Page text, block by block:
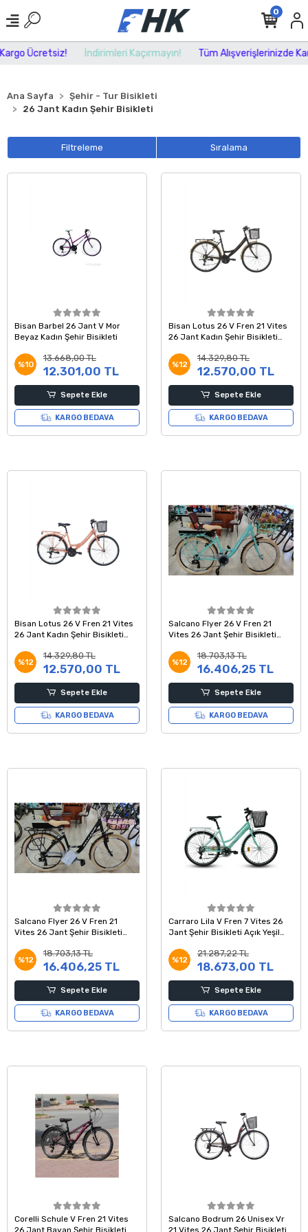
Ücretsiz! İndirimleri Kaçırmayın! Tüm Alışverişlerinizde
0
Ana Sayfa
Şehir - Tur Bisikleti
26 Jant Kadın Şehir Bisikleti
Filtreleme Sıralama
Bisan Barbel 26 Jant V Mor
Beyaz Kadın Şehir Bisikleti
%10
13.668,00 TL
12.301,00 TL
Sepete Ekle
KARGO BEDAVA
Bisan Lotus 26 V Fren 21 Vites
26 Jant Kadın Şehir Bisikleti
%12
14.329,80 TL
12.570,00 TL
Sepete Ekle
KARGO BEDAVA
Bisan Lotus 26 V Fren 21 Vites
26 Jant Kadın Şehir Bisikleti
%12
14.329,80 TL
12.570,00 TL
Sepete Ekle
KARGO BEDAVA
Salcano Flyer 26 V Fren 21
Vites 26 Jant Şehir Bisikleti
%12
18.703,13 TL
16.406,25 TL
Sepete Ekle
KARGO BEDAVA
Salcano Flyer 26 V Fren 21
Vites 26 Jant Şehir Bisikleti
%12
18.703,13 TL
16.406,25 TL
Sepete Ekle
KARGO BEDAVA
Carraro Lila V Fren 7 Vites 26
Jant Şehir Bisikleti Açık Yeşil
%12
21.287,22 TL
18.673,00 TL
Sepete Ekle
KARGO BEDAVA
Corelli Schule V Fren 21 Vites
26 Jant Bayan Şehir Bisikleti
Salcano Bodrum 26 Unisex Vr
21 Vites 26 Jant Şehir Bisikleti